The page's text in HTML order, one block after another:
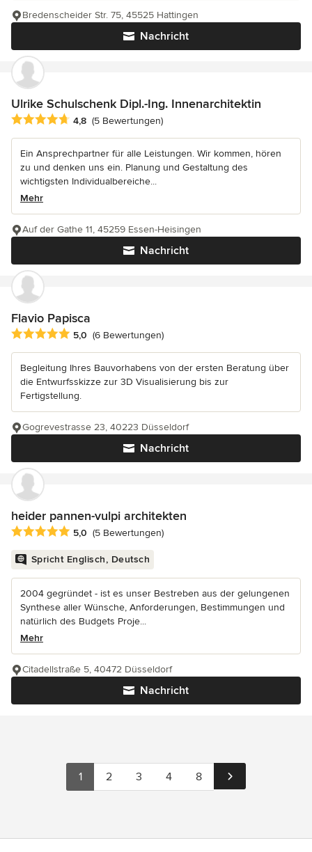
Nachricht
Bredenscheider Str. 75, 45525 Hattingen
Ulrike Schulschenk Dipl.-Ing. Innenarchitektin
Durchschnittliche Bewertung: 4.8 von 5 Sternen
4,8 (5 Bewertungen)
Ein Ansprechpartner für alle Leistungen. Wir kommen, hören
zu und denken uns ein. Planung und Gestaltung des
wichtigsten Individualbereiche...
Mehr
Nachricht
Auf der Gathe 11, 45259 Essen-Heisingen
Flavio Papisca
Durchschnittliche Bewertung: 5 von 5 Sternen
5,0 (6 Bewertungen)
Begleitung Ihres Bauvorhabens von der ersten Beratung über
die Entwurfsskizze zur 3D Visualisierung bis zur
Fertigstellung.
Nachricht
Gogrevestrasse 23, 40223 Düsseldorf
heider pannen-vulpi architekten
Durchschnittliche Bewertung: 5 von 5 Sternen
5,0 (5 Bewertungen)
Spricht Englisch, Deutsch
2004 gegründet - ist es unser Bestreben aus der gelungenen
Synthese aller Wünsche, Anforderungen, Bestimmungen und
natürlich des Budgets Proje...
Mehr
Nachricht
Citadellstraße 5, 40472 Düsseldorf
1 2 3 4 8